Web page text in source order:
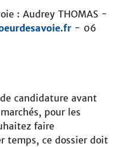
: Audrey THOMAS -
- 06
candidature avant
pour les
faire
temps, ce dossier doit